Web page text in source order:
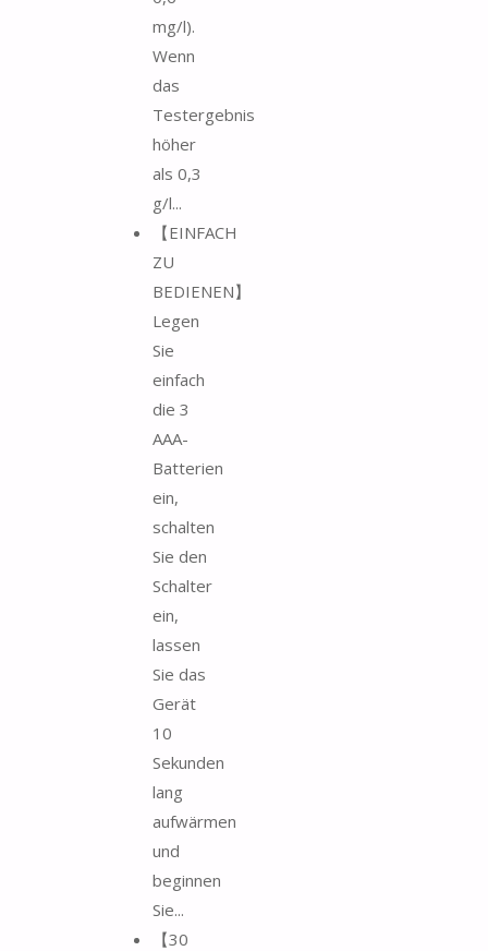
mg/l).
Wenn
das
Testergebnis
höher
als 0,3
g/l...
【EINFACH
ZU
BEDIENEN】
Legen
Sie
einfach
die 3
AAA-
Batterien
ein,
schalten
Sie den
Schalter
ein,
lassen
Sie das
Gerät
10
Sekunden
lang
aufwärmen
und
beginnen
Sie...
【30